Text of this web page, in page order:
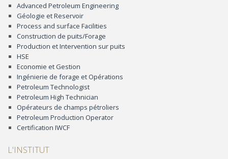
Advanced Petroleum Engineering
Géologie et Reservoir
Process and surface Facilities
Construction de puits/Forage
Production et Intervention sur puits
HSE
Economie et Gestion
Ingénierie de forage et Opérations
Petroleum Technologist
Petroleum High Technician
Opérateurs de champs pétroliers
Petroleum Production Operator
Certification IWCF
L'INSTITUT